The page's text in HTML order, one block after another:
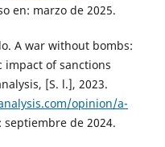
en: marzo de 2025.
A war without bombs:
impact of sanctions
[S. l.], 2023.
opinion/a-
septiembre de 2024.